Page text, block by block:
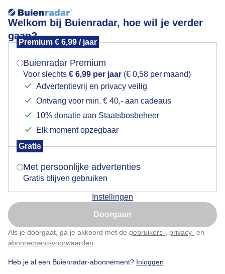
Welkom bij Buienradar, hoe wil je verder
gaan?
Premium € 6,99 / jaar
Buienradar Premium
Voor slechts € 6,99 per jaar (€ 0,58 per maand)
Advertentievrij en privacy veilig
Ontvang voor min. € 40,- aan cadeaus
10% donatie aan Staatsbosbeheer
Elk moment opzegbaar
Gratis
Met persoonlijke advertenties
Gratis blijven gebruiken
Instellingen
Doorgaan
Als je doorgaat, ga je akkoord met de gebruikers- privacy- en
abonnementsvoorwaarden
Heb je al een Buienradar-abonnement? Inloggen
kerst
Een moment geduld aub...
Populaire categorieën
Lente
Zomer
Over Buienradar
Mogen we je locatie gebruiken voor het
Indien je hier nog geen akkoord op hebt gegeven,
verschijnt er zo een pop-up uit je browser waarin
Is goed, toon de popup
Nu niet, misschien later
Klik hierom dit aan te passen